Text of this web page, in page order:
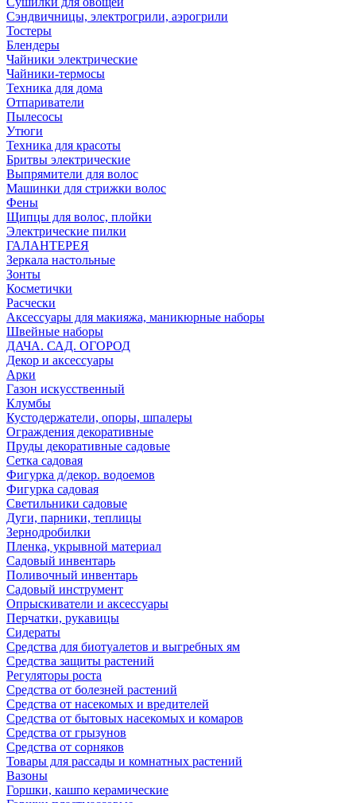
Сэндвичницы, электрогрили, аэрогрили
Тостеры
Блендеры
Чайники электрические
Чайники-термосы
Техника для дома
Отпариватели
Пылесосы
Утюги
Техника для красоты
Бритвы электрические
Выпрямители для волос
Машинки для стрижки волос
Фены
Щипцы для волос, плойки
Электрические пилки
ГАЛАНТЕРЕЯ
Зеркала настольные
Зонты
Косметички
Расчески
Аксессуары для макияжа, маникюрные наборы
Швейные наборы
ДАЧА. САД. ОГОРОД
Декор и аксессуары
Арки
Газон искусственный
Клумбы
Кустодержатели, опоры, шпалеры
Ограждения декоративные
Пруды декоративные садовые
Сетка садовая
Фигурка д/декор. водоемов
Фигурка садовая
Светильники садовые
Дуги, парники, теплицы
Зернодробилки
Пленка, укрывной материал
Садовый инвентарь
Поливочный инвентарь
Садовый инструмент
Опрыскиватели и аксессуары
Перчатки, рукавицы
Сидераты
Средства для биотуалетов и выгребных ям
Средства защиты растений
Регуляторы роста
Средства от болезней растений
Средства от насекомых и вредителей
Средства от бытовых насекомых и комаров
Средства от грызунов
Средства от сорняков
Товары для рассады и комнатных растений
Вазоны
Горшки, кашпо керамические